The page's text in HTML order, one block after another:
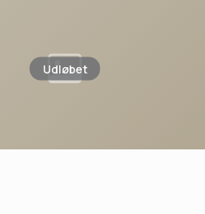
Udløbet